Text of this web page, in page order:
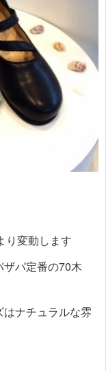
変動します
パ定番の70木
ナチュラルな雰